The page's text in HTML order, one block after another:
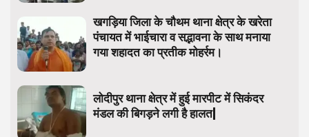
खगड़िया जिला के चौथम थाना क्षेत्र के खरेता
पंचायत में भाईचारा व सद्भावना के साथ मनाया
गया शहादत का प्रतीक मोहर्रम।
लोदीपुर थाना क्षेत्र में हुई मारपीट में सिकंदर
मंडल की बिगड़ने लगी है हालत|